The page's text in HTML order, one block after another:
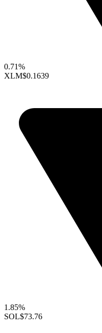
0.71%
XLM$0.1639
1.85%
SOL$73.76